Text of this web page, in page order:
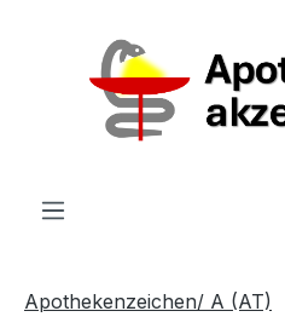
Apothekenzeichen/ A (AT)